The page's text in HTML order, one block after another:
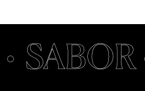
SABOR